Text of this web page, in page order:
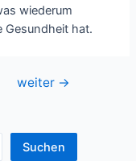
wiederum
Gesundheit hat.
weiter →
Suchen